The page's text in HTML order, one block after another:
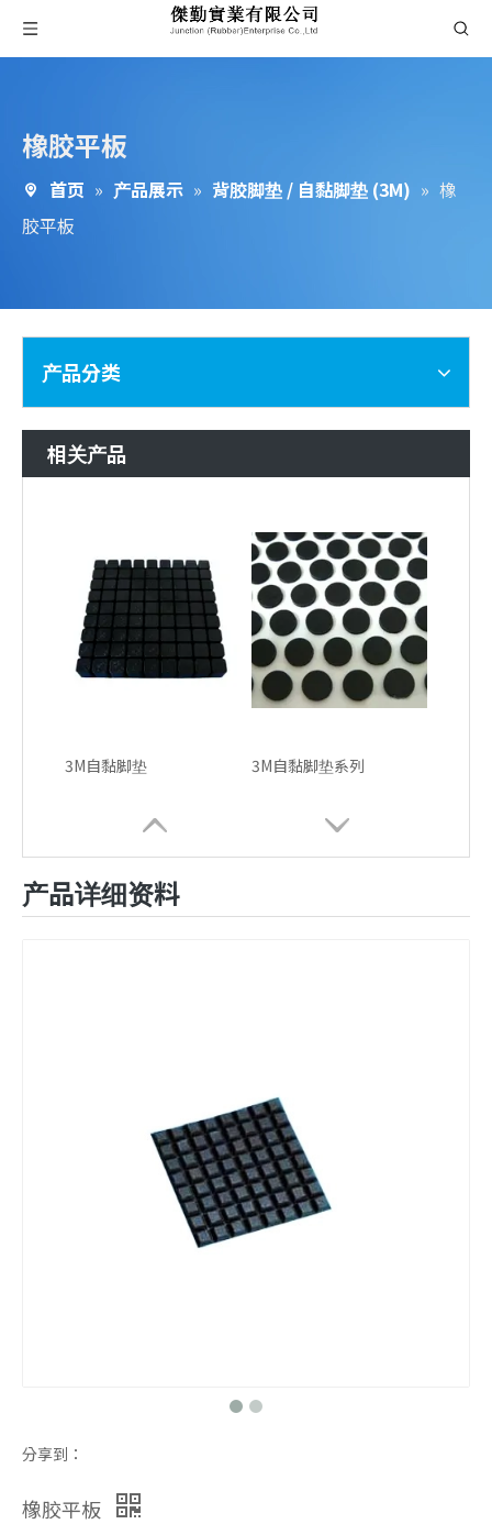
橡胶平板
首页 » 产品展示 » 背胶脚垫 / 自黏脚垫 (3M) » 橡
胶平板
产品分类
相关产品
3M自黏脚垫 3M自黏脚垫系列
橡胶制品系列
产品详细资料
分享到：
橡胶平板